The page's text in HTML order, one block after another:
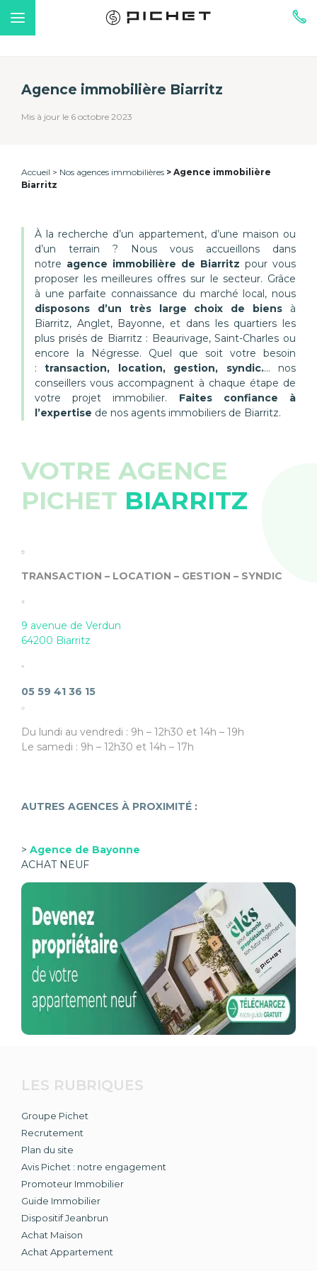
Agence immobilière Biarritz
Mis à jour le 6 octobre 2023
Accueil Nos agences immobilières
Agence immobilière
Biarritz
À la recherche d’un appartement, d’une maison ou
d’un terrain ? Nous vous accueillons dans
notre agence immobilière de Biarritz pour vous
proposer les meilleures offres sur le secteur. Grâce
à une parfaite connaissance du marché local, nous
disposons d’un très large choix de biens à
Biarritz, Anglet, Bayonne, et dans les quartiers les
plus prisés de Biarritz : Beaurivage, Saint-Charles ou
encore la Négresse. Quel que soit votre besoin
:transaction, location, gestion, syndic.… nos
conseillers vous accompagnent à chaque étape de
votre projet immobilier. Faites confiance à
l’expertise de nos agents immobiliers de Biarritz.
VOTRE AGENCE
PICHET BIARRITZ
TRANSACTION – LOCATION – GESTION – SYNDIC
9 avenue de Verdun
64200 Biarritz
05 59 41 36 15
Du lundi au vendredi : 9h – 12h30 et 14h – 19h
Le samedi : 9h – 12h30 et 14h – 17h
AUTRES AGENCES À PROXIMITÉ :
> Agence de Bayonne
ACHAT NEUF
LES RUBRIQUES
Groupe Pichet
Recrutement
Plan du site
Avis Pichet : notre engagement
Promoteur Immobilier
Guide Immobilier
Dispositif Jeanbrun
Achat Maison
Achat Appartement